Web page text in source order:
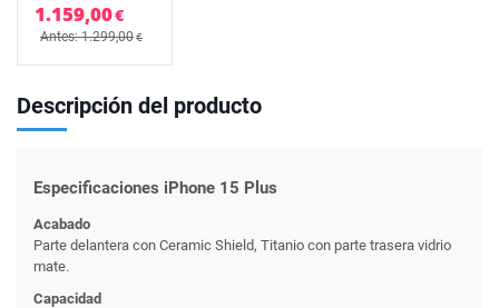
1.159,00€
Antes: 1.299,00€
Descripción del producto
Especificaciones iPhone 15 Plus
Acabado
Parte delantera con Ceramic Shield, Titanio con parte trasera vidrio
mate.
Capacidad